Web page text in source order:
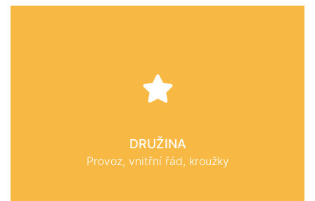
DRUŽINA
Provoz, vnitřní řád, kroužky